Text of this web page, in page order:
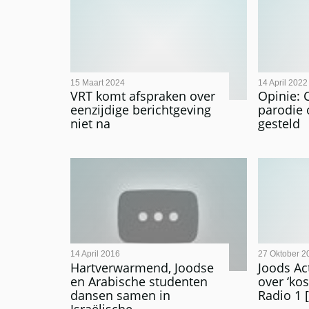
VRT komt afspraken over
eenzijdige berichtgeving
niet na
15 Maart 2024
Opinie:
parodie
gesteld
14 April 2022
Hartverwarmend, Joodse
en Arabische studenten
dansen samen in
14 April 2016
Joods
over
Radio 1
27 Oktober